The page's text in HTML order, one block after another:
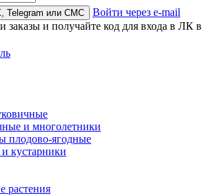
Telegram или СМС
Войти через e-mail
и получайте код для входа в ЛК в
и многолетники
плодово-ягодные
и кустарники
растения